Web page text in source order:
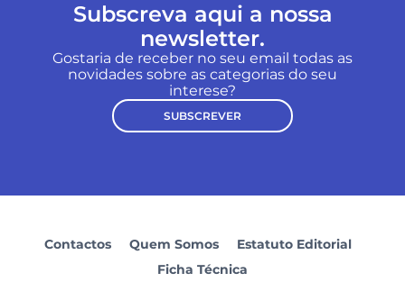
Subscreva aqui a nossa
newsletter.
Gostaria de receber no seu email todas as
novidades sobre as categorias do seu
interese?
SUBSCREVER
Contactos Quem Somos
Estatuto Editorial
Ficha Técnica